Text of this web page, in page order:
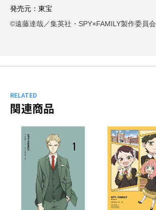
発売元：東宝
©遠藤達哉／集英社・SPY×FAMILY製作委員会
RELATED
関連商品